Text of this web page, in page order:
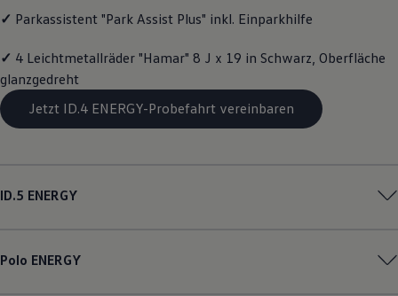
Magazin
Transport
Elektromobilität
Volkswagen R
✓ Parkassistent "Park Assist Plus" inkl. Einparkhilfe
✓ 4 Leichtmetallräder "Hamar" 8 J x 19 in Schwarz, Oberfläche
glanzgedreht
Jetzt ID.4 ENERGY-Probefahrt vereinbaren
ID.5 ENERGY
Polo ENERGY